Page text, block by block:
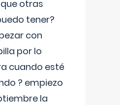
otras
tener?
con
por lo
cuando esté
? empiezo
la